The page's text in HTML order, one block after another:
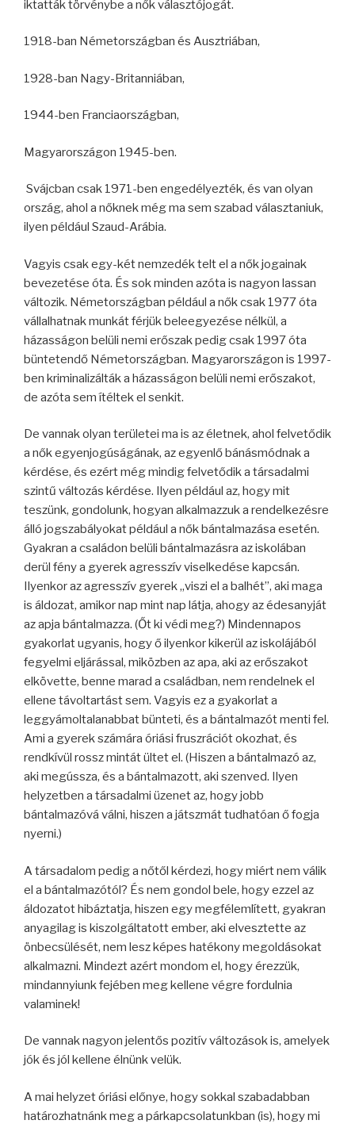
iktatták törvénybe a nők választójogát.
1918-ban Németországban és Ausztriában,
1928-ban Nagy-Britanniában,
1944-ben Franciaországban,
Magyarországon 1945-ben.
Svájcban csak 1971-ben engedélyezték, és van olyan
ország, ahol a nőknek még ma sem szabad választaniuk,
ilyen például Szaud-Arábia.
Vagyis csak egy-két nemzedék telt el a nők jogainak
bevezetése óta. És sok minden azóta is nagyon lassan
változik. Németországban például a nők csak 1977 óta
vállalhatnak munkát férjük beleegyezése nélkül, a
házasságon belüli nemi erőszak pedig csak 1997 óta
büntetendő Németországban. Magyarországon is 1997-
ben kriminalizálták a házasságon belüli nemi erőszakot,
de azóta sem ítéltek el senkit.
De vannak olyan területei ma is az életnek, ahol felvetődik
a nők egyenjogúságának, az egyenlő bánásmódnak a
kérdése, és ezért még mindig felvetődik a társadalmi
szintű változás kérdése. Ilyen például az, hogy mit
teszünk, gondolunk, hogyan alkalmazzuk a rendelkezésre
álló jogszabályokat például a nők bántalmazása esetén.
Gyakran a családon belüli bántalmazásra az iskolában
derül fény a gyerek agresszív viselkedése kapcsán.
Ilyenkor az agresszív gyerek „viszi el a balhét”, aki maga
is áldozat, amikor nap mint nap látja, ahogy az édesanyját
az apja bántalmazza. (Őt ki védi meg?) Mindennapos
gyakorlat ugyanis, hogy ő ilyenkor kikerül az iskolájából
fegyelmi eljárással, miközben az apa, aki az erőszakot
elkövette, benne marad a családban, nem rendelnek el
ellene távoltartást sem. Vagyis ez a gyakorlat a
leggyámoltalanabbat bünteti, és a bántalmazót menti fel.
Ami a gyerek számára óriási fruszrációt okozhat, és
rendkívül rossz mintát ültet el. (Hiszen a bántalmazó az,
aki megússza, és a bántalmazott, aki szenved. Ilyen
helyzetben a társadalmi üzenet az, hogy jobb
bántalmazóvá válni, hiszen a játszmát tudhatóan ő fogja
nyerni.)
A társadalom pedig a nőtől kérdezi, hogy miért nem válik
el a bántalmazótól? És nem gondol bele, hogy ezzel az
áldozatot hibáztatja, hiszen egy megfélemlített, gyakran
anyagilag is kiszolgáltatott ember, aki elvesztette az
önbecsülését, nem lesz képes hatékony megoldásokat
alkalmazni. Mindezt azért mondom el, hogy érezzük,
mindannyiunk fejében meg kellene végre fordulnia
valaminek!
De vannak nagyon jelentős pozitív változások is, amelyek
jók és jól kellene élnünk velük.
A mai helyzet óriási előnye, hogy sokkal szabadabban
határozhatnánk meg a párkapcsolatunkban (is), hogy mi